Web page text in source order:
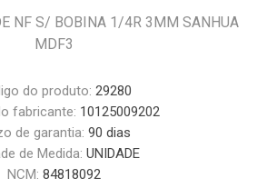
NF S/ BOBINA 1/4R 3MM SANHUA
MDF3
do produto: 29280
fabricante: 10125009202
de garantia: 90 dias
de Medida: UNIDADE
NCM: 84818092